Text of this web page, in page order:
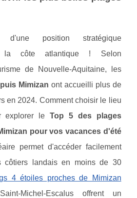
d'une position stratégique
la côte atlantique ! Selon
de Nouvelle-Aquitaine, les
Mimizan ont accueilli plus de
en 2024. Comment choisir le lieu
explorer leTop 5 des plages
pour vos vacances d'été
permet d'accéder facilement
côtiers landais en moins de 30
4 étoiles proches de Mimizan
Michel-Escalus offrent un